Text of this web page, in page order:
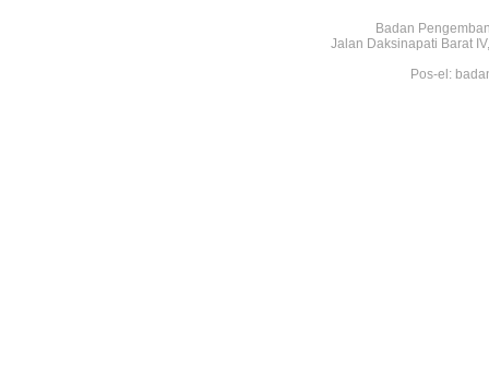
Badan
Jalan Daksinapati Barat
Pos-el: